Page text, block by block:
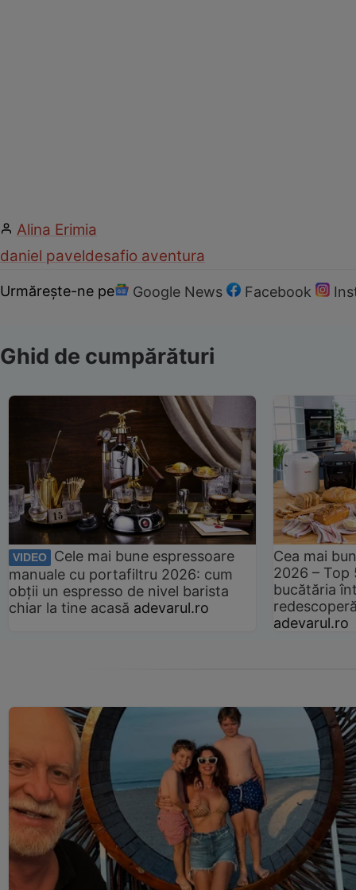
Alina Erimia
daniel paveldesafio aventura
Urmărește-ne pe Google News Facebook
Ghid de cumpărături
VIDEO
Cele mai bune espressoare
manuale cu portafiltru 2026: cum
obții un espresso de nivel barista
chiar la tine acasă adevarul.ro
Cea mai
2026 –
bucătăria
adevarul.ro